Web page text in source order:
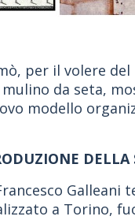
per il volere del
da seta,
modello
DELLA
a Torino,